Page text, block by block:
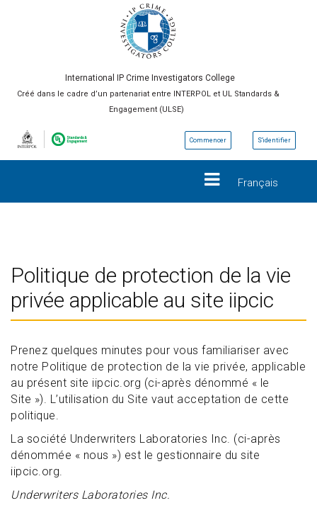
International IP Crime Investigators College
Créé dans le cadre d’un partenariat entre INTERPOL et UL Standards &
Engagement (ULSE)
S'identifier
Commencer
Français
Politique de protection de la vie
privée applicable au site iipcic
Prenez quelques minutes pour vous familiariser avec
notre Politique de protection de la vie privée, applicable
au présent site iipcic.org (ci-après dénommé « le
Site »). L’utilisation du Site vaut acceptation de cette
politique.
La société Underwriters Laboratories Inc. (ci-après
dénommée « nous ») est le gestionnaire du site
iipcic.org.
Underwriters Laboratories Inc.